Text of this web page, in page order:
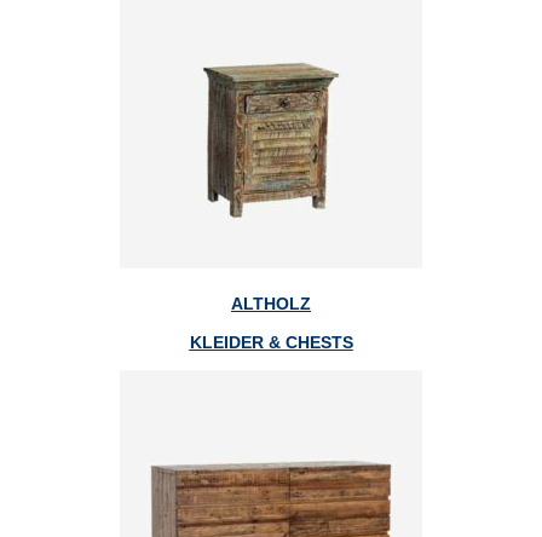
ALTHOLZ
KLEIDER & CHESTS